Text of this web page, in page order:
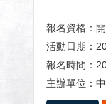
報名資格：
活動日期：
報名時間：
主辦單位：